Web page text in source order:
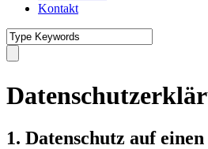
Kontakt
1. Datenschutz auf